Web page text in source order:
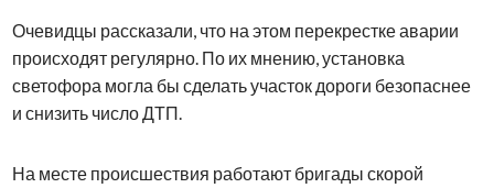
Очевидцы рассказали, что на этом перекрестке аварии
происходят регулярно. По их мнению, установка
светофора могла бы сделать участок дороги безопаснее
и снизить число ДТП.
На месте происшествия работают бригады скорой